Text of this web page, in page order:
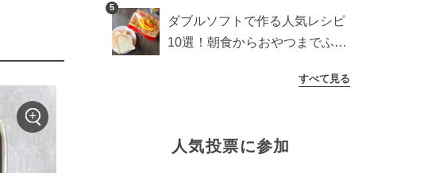
5
ダブルソフトで作る人気レシピ
10選！朝食からおやつまでふん
すべて見る
人気投票に参加